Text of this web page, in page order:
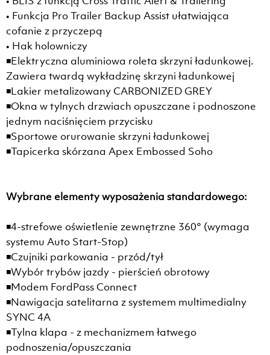
• Funkcja Pro Trailer Backup Assist ułatwiająca
cofanie z przyczepą
• Hak holowniczy
◾Elektryczna aluminiowa roleta skrzyni ładunkowej.
Zawiera twardą wykładzinę skrzyni ładunkowej
◾Lakier metalizowany CARBONIZED GREY
◾Okna w tylnych drzwiach opuszczane i podnoszone
jednym naciśnięciem przycisku
◾Sportowe orurowanie skrzyni ładunkowej
◾Tapicerka skórzana Apex Embossed Soho
Wybrane elementy wyposażenia standardowego:
◾4-strefowe oświetlenie zewnętrzne 360° (wymaga
systemu Auto Start-Stop)
◾Czujniki parkowania - przód/tył
◾Wybór trybów jazdy - pierścień obrotowy
◾Modem FordPass Connect
◾Nawigacja satelitarna z systemem multimedialny
SYNC 4A
◾Tylna klapa - z mechanizmem łatwego
podnoszenia/opuszczania